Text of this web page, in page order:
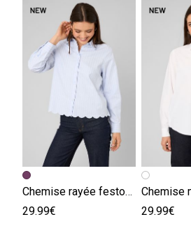
Chemise rayée festonnée
29.99€
29.99€